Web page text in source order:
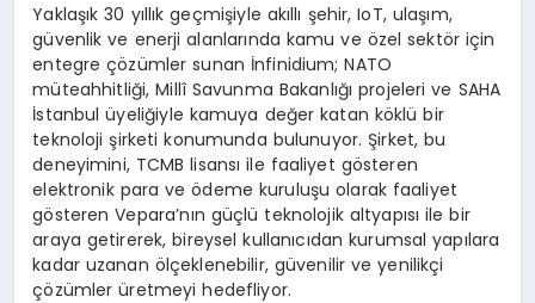
Yaklaşık 30 yıllık geçmişiyle akıllı şehir, IoT, ulaşım,
güvenlik ve enerji alanlarında kamu ve özel sektör için
entegre çözümler sunan İnfinidium; NATO
müteahhitliği, Millî Savunma Bakanlığı projeleri ve SAHA
İstanbul üyeliğiyle kamuya değer katan köklü bir
teknoloji şirketi konumunda bulunuyor. Şirket, bu
deneyimini, TCMB lisansı ile faaliyet gösteren
elektronik para ve ödeme kuruluşu olarak faaliyet
gösteren Vepara’nın güçlü teknolojik altyapısı ile bir
araya getirerek, bireysel kullanıcıdan kurumsal yapılara
kadar uzanan ölçeklenebilir, güvenilir ve yenilikçi
çözümler üretmeyi hedefliyor.